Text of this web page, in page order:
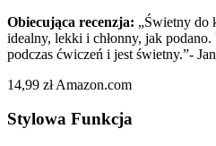
Obiecująca recenzja: „Świetny do
idealny, lekki i chłonny, jak
podczas ćwiczeń i jest świetny.”-
14,99 zł Amazon.com
Stylowa Funkcja